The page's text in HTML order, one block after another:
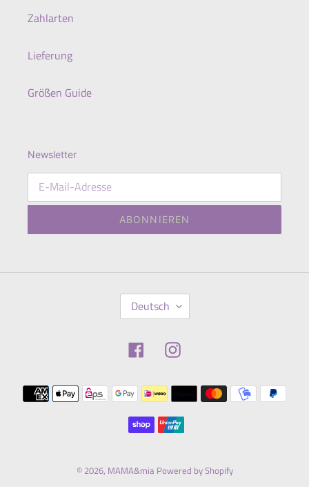
Zahlarten
Lieferung
Größen Guide
Newsletter
ABONNIEREN
S Deutsch
FacebookInstagram
Zahlungsmethoden
© 2026, MAMA&mia Powered by Shopify